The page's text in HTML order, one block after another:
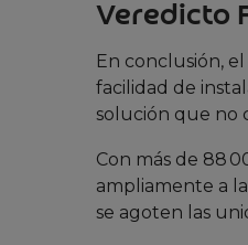
Veredicto
En conclusión,
facilidad de
solución que no
Con más de 88
ampliamente a
se agoten las